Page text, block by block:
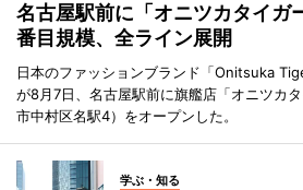
名古屋駅前に「オニツカタイ
番目規模、全ライン展開
日本のファッションブランド「Onitsuka
が8月7日、名古屋駅前に旗艦店「オニツカ
市中村区名駅4）をオープンした。
学ぶ・知る